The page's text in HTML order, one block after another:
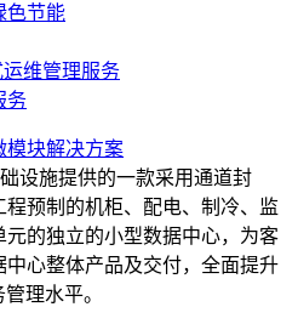
色节能
维管理服务
务
模块解决方案
设施提供的一款采用通道封
程预制的机柜、配电、制冷、监
元的独立的小型数据中心，为客
中心整体产品及交付，全面提升
理水平。